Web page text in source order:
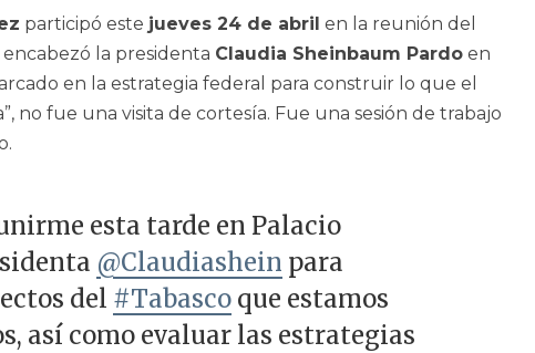
participó este jueves 24 de abril en la reunión del
la presidenta Claudia Sheinbaum Pardo en
en la estrategia federal para construir lo que el
no fue una visita de cortesía. Fue una sesión de trabajo
esta tarde en Palacio
@Claudiashein para
del #Tabasco que estamos
así como evaluar las estrategias